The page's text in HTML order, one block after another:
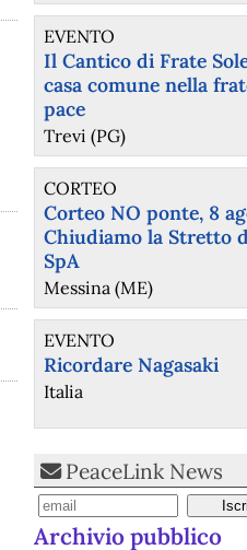
EVENTO
Il Cantico di Frate
casa comune nella
pace
Trevi (PG)
CORTEO
Corteo NO ponte, 8
Chiudiamo la Stretto
SpA
Messina (ME)
EVENTO
Ricordare Nagasaki
Italia
PeaceLink News
Archivio pubblico